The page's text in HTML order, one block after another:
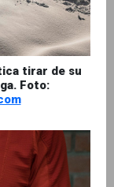
tirar de su
Foto: